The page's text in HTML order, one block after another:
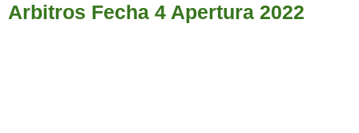
Arbitros Fecha 4 Apertura 2022